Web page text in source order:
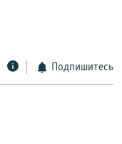
Подпишитесь